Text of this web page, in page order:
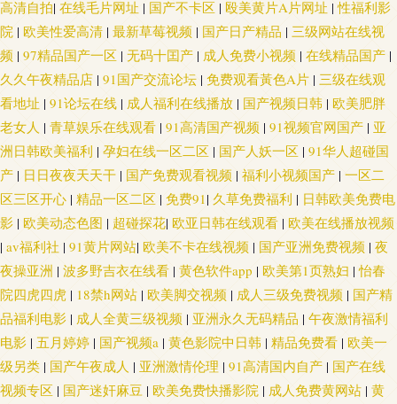
视频观看网站 午夜精品国产 超碰美女在线 美女的胸18禁 亚洲超碰自拍 AV网
址 精品思思久久 五月天A片 肏屄社区电影 九九国产 青青草原福利社 91社在
线 东京热色影视 日本三级aaa 91色精品 国产福利网站 日本性爱自拍 91小视
频 浮力欧美第一页 欧亚性爱 最新资源AV 海角社区av在线 欧洲AV在线老A
91影片 国产精品无毛自慰 欧美精片91tv 51视频一区二区 大香蕉网啪啪网 青
青草原福利社 91福利导航大全 国产成人高清网址 久草姿源站 日韩国产对白
91炮图在线播放 福利姬网址 蜜桃阴色 无码福利社 avtb麻豆花绯 精品韩国操
逼 五月花三级片 91深夜福利一区 国产天天骚 五月天超碰在线 99人人操 男人
天堂色情AV 91cn入口 91深夜网站色 福利1区 欧美人妖五月天 97色偷偷超踫
高清自拍| 在线毛片网址 | 国产不卡区 | 殴美黄片A片网址 |性福利影
院 | 欧美性爱高清 | 最新草莓视频 | 国产日产精品 | 三级网站在线视
频 | 97精品国产一区 | 无码十囯产 | 成人免费小视频 | 在线精品国产 |
久久午夜精品店 | 91国产交流论坛 | 免费观看黃色A片 | 三级在线观
看地址 | 91论坛在线 | 成人福利在线播放 | 国产视频日韩 | 欧美肥胖
老女人 | 青草娱乐在线观看 | 91高清国产视频 | 91视频官网国产 | 亚
洲日韩欧美福利 | 孕妇在线一区二区 | 国产人妖一区 | 91华人超碰国
产 | 日日夜夜天天干 | 国产免费观看视频 | 福利小视频国产 | 一区二
区三区开心 | 精品一区二区 | 免费91| 久草免费福利 | 日韩欧美免费电
影 | 欧美动态色图 | 超碰探花| 欧亚日韩在线观看 | 欧美在线播放视频
| av福利社 | 91黄片网站| 欧美不卡在线视频 | 国产亚洲免费视频 | 夜
夜操亚洲 | 波多野吉衣在线看 | 黄色软件app | 欧美第1页熟妇 |怡春
院四虎四虎 | 18禁h网站 | 欧美脚交视频 | 成人三级免费视频 | 国产精
品福利电影 | 成人全黄三级视频 | 亚洲永久无码精品 | 午夜激情福利
电影 | 五月婷婷 | 国产视频a | 黄色影院中日韩 | 精品免费看 | 欧美一
级另类 | 国产午夜成人 | 亚洲激情伦理 | 91高清国内自产 | 国产在线
视频专区 | 国产迷奸麻豆 | 欧美免费快播影院 | 成人免费黄网站 | 黄